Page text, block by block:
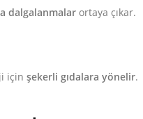
dalgalanmalar ortaya çıkar.
için şekerli gıdalara yönelir.